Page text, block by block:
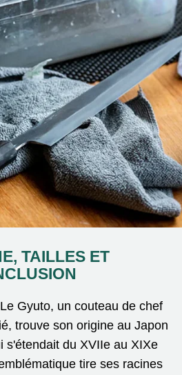
TAILLES ET
Gyuto, un couteau de chef
trouve son origine au Japon
s'étendait du XVIIe au XIXe
tire ses racines